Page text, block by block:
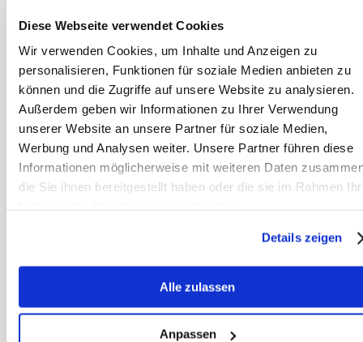
Diese Webseite verwendet Cookies
Wir verwenden Cookies, um Inhalte und Anzeigen zu
personalisieren, Funktionen für soziale Medien anbieten zu
können und die Zugriffe auf unsere Website zu analysieren.
Außerdem geben wir Informationen zu Ihrer Verwendung
unserer Website an unsere Partner für soziale Medien,
Werbung und Analysen weiter. Unsere Partner führen diese
Informationen möglicherweise mit weiteren Daten
die Sie ihnen bereitgestellt haben oder die sie im Rahmen
Details zeigen
Alle zulassen
Anpassen
der See oder auf der Alm im Sommer
hilft nichts nachhaltig, sondern lindert
nur vorübergehend die Symptome.
Pferdebesitzer sind oft genauso
verzweifeltwie ihre Pferde.
Was tun dagegen?
Natürlich ist es zuerst am wichtigsten,
Ekzemerdecke zu reduzieren. Diese
zwei Sommer lang nötig. So